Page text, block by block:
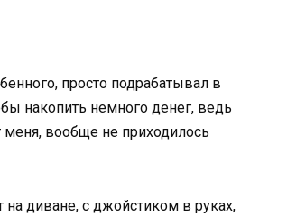
просто подрабатывал в
накопить немного денег, ведь
меня, вообще не приходилось
диване, с джойстиком в руках,